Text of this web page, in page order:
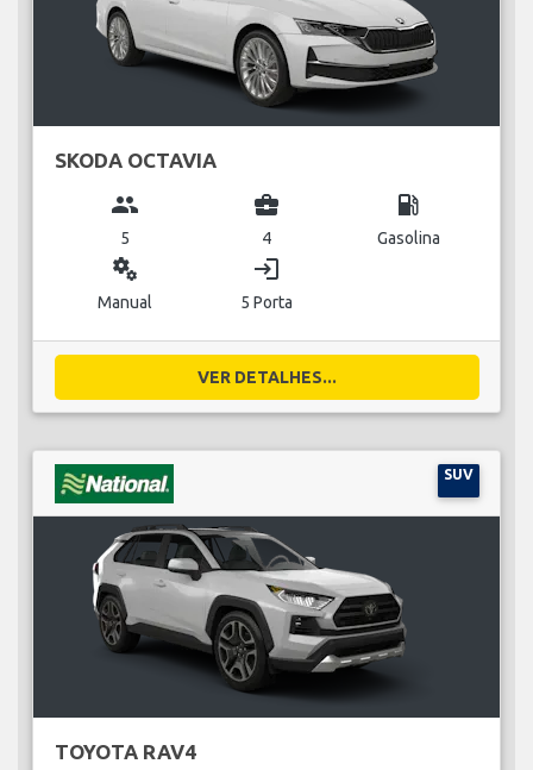
SKODA OCTAVIA
group
5
business_center
4
local_gas_station
Gasolina
miscellaneous_services
Manual
login
5 Porta
VER DETALHES...
SUV
TOYOTA RAV4